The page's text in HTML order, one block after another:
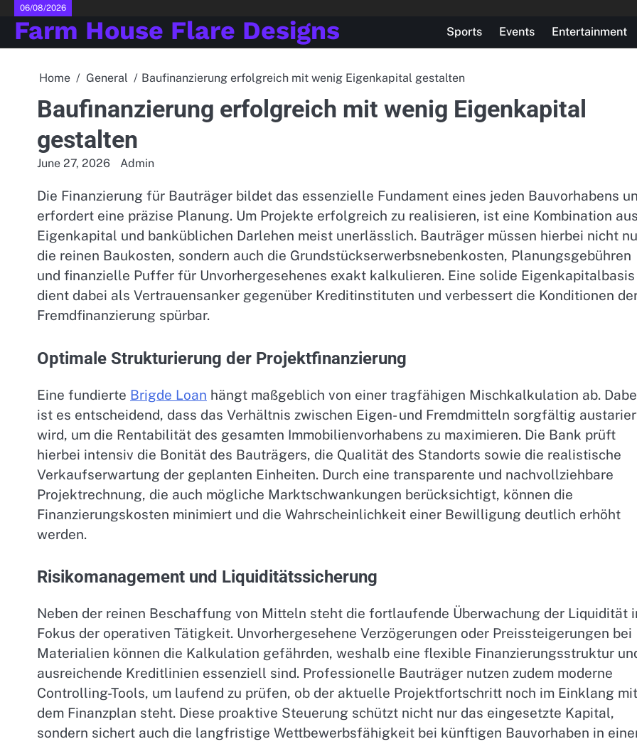
Skip
content
06/08/2026
Farm House Flare Designs Sports Events Entertainment
Home General Baufinanzierung erfolgreich mit wenig Eigenkapital gestalten
Baufinanzierung erfolgreich mit wenig Eigenkapital
gestalten
June 27, 2026 Admin
Die Finanzierung für Bauträger bildet das essenzielle Fundament eines jeden Bauvorhabens
erfordert eine präzise Planung. Um Projekte erfolgreich zu realisieren, ist eine Kombination aus
Eigenkapital und banküblichen Darlehen meist unerlässlich. Bauträger müssen hierbei nicht
die reinen Baukosten, sondern auch die Grundstückserwerbsnebenkosten, Planungsgebühren
und finanzielle Puffer für Unvorhergesehenes exakt kalkulieren. Eine solide Eigenkapitalbasis
dient dabei als Vertrauensanker gegenüber Kreditinstituten und verbessert die Konditionen
Fremdfinanzierung spürbar.
Optimale Strukturierung der Projektfinanzierung
Eine fundierte Brigde Loan hängt maßgeblich von einer tragfähigen Mischkalkulation ab.
ist es entscheidend, dass das Verhältnis zwischen Eigen- und Fremdmitteln sorgfältig
wird, um die Rentabilität des gesamten Immobilienvorhabens zu maximieren. Die Bank prüft
hierbei intensiv die Bonität des Bauträgers, die Qualität des Standorts sowie die realistische
Verkaufserwartung der geplanten Einheiten. Durch eine transparente und nachvollziehbare
Projektrechnung, die auch mögliche Marktschwankungen berücksichtigt, können die
Finanzierungskosten minimiert und die Wahrscheinlichkeit einer Bewilligung deutlich erhöht
werden.
Risikomanagement und Liquiditätssicherung
Neben der reinen Beschaffung von Mitteln steht die fortlaufende Überwachung der Liquidität
Fokus der operativen Tätigkeit. Unvorhergesehene Verzögerungen oder Preissteigerungen bei
Materialien können die Kalkulation gefährden, weshalb eine flexible Finanzierungsstruktur
ausreichende Kreditlinien essenziell sind. Professionelle Bauträger nutzen zudem moderne
Controlling-Tools, um laufend zu prüfen, ob der aktuelle Projektfortschritt noch im Einklang mit
dem Finanzplan steht. Diese proaktive Steuerung schützt nicht nur das eingesetzte Kapital,
sondern sichert auch die langfristige Wettbewerbsfähigkeit bei künftigen Bauvorhaben in